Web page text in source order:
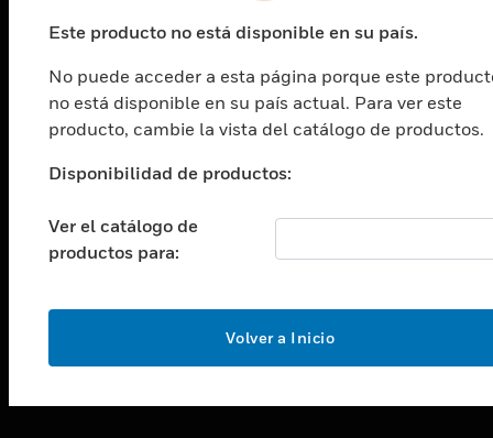
Cambiar vista
INDUSTRIAS
Cambiar vista
ASISTENCIA
Cambiar vista
EMPRESA
Cambiar vista
Cambiar vista
Este producto no está disponible en su país.
No puede acceder a esta página porque este
no está disponible en su país actual. Para ver este
producto, cambie la vista del catálogo de productos.
Disponibilidad de productos:
Ver el catálogo de
productos para:
Volver a Inicio